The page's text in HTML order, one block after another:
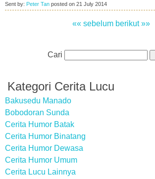
Sent by: Peter Tan posted on 21 July 2014
«« sebelum berikut »»
Cari
Kategori Cerita Lucu
Bakusedu Manado
Bobodoran Sunda
Cerita Humor Batak
Cerita Humor Binatang
Cerita Humor Dewasa
Cerita Humor Umum
Cerita Lucu Lainnya